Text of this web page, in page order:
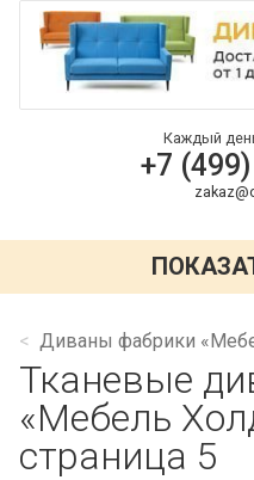
Оплата
Каждый
+7
Диваны фабрики
Тканевые
«Мебель
страница 5